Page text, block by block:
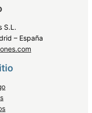
S.L.
– España